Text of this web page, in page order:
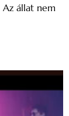
állat nem